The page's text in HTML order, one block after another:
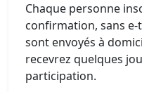
Chaque personne
confirmation, sans e-
sont envoyés à
recevrez quelques
participation.